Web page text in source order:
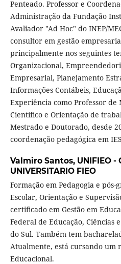
Penteado. Professor e
Administração da Fundação
Avaliador "Ad Hoc" do INEP/
consultor em gestão
principalmente nos seguintes
Organizacional,
Empresarial, Planejamento
Informações Contábeis,
Experiência como Professor
Científico e Orientação de
Mestrado e Doutorado, desde
coordenação pedagógica em
Valmiro Santos, UNIFIEO -
UNIVERSITARIO FIEO
Formação em Pedagogia e pós-
Escolar, Orientação e
certificado em Gestão em
Federal de Educação, Ciências
do Sul. Também tem
Atualmente, está cursando um
Educacional.